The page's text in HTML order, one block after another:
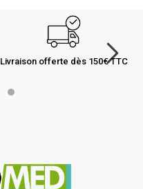
Livraison offerte dès 150€ TTC